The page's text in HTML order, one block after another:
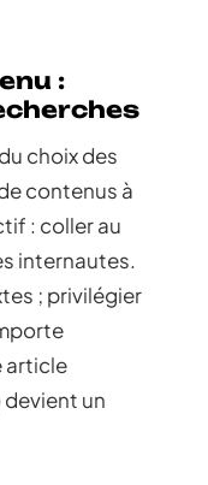
:
choix des
contenus à
: coller au
internautes.
; privilégier
article
un